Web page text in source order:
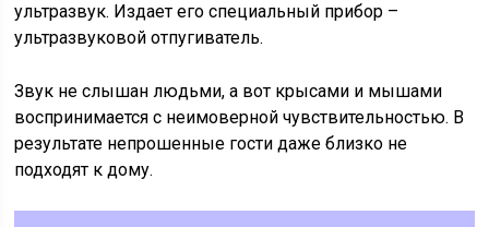
ультразвук. Издает его специальный прибор –
ультразвуковой отпугиватель.
Звук не слышан людьми, а вот крысами и мышами
воспринимается с неимоверной чувствительностью. В
результате непрошенные гости даже близко не
подходят к дому.